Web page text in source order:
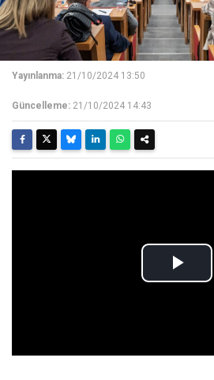
Yayınlanma: 21/10/2024 13:50
Güncelleme: 21/10/2024 14:43